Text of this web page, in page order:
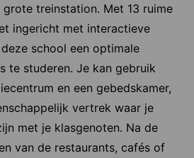
treinstation. Met 13 ruime
ingericht met interactieve
school een optimale
te studeren. Je kan gebruik
en een gebedskamer,
vertrek waar je
met je klasgenoten. Na de
van de restaurants, cafés of